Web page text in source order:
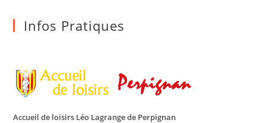
Infos Pratiques
Accueil de loisirs Léo Lagrange de Perpignan